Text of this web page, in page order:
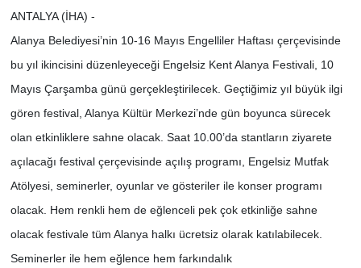
ANTALYA (İHA) -
Alanya Belediyesi’nin 10-16 Mayıs Engelliler Haftası çerçevisinde
bu yıl ikincisini düzenleyeceği Engelsiz Kent Alanya Festivali, 10
Mayıs Çarşamba günü gerçekleştirilecek. Geçtiğimiz yıl büyük ilgi
gören festival, Alanya Kültür Merkezi’nde gün boyunca sürecek
olan etkinliklere sahne olacak. Saat 10.00’da stantların ziyarete
açılacağı festival çerçevisinde açılış programı, Engelsiz Mutfak
Atölyesi, seminerler, oyunlar ve gösteriler ile konser programı
olacak. Hem renkli hem de eğlenceli pek çok etkinliğe sahne
olacak festivale tüm Alanya halkı ücretsiz olarak katılabilecek.
Seminerler ile hem eğlence hem farkındalık